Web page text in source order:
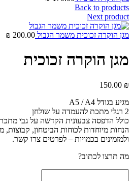
Back to products
Next product
מגן הוקרה זכוכית משמר הגבול 200.00
₪
מגן הוקרה זכוכית
150.00 ₪
מגיע בגודל A5 / A4
2 רגלי מתכת להעמדה על שולחן
כולל הדפסה צבעונית הקדשה על גבי
הנחות מיוחדות לכוחות הביטחון,
ולמזמינים בכמויות – לפרטים צרו קשר.
מה תרצו לכתוב?